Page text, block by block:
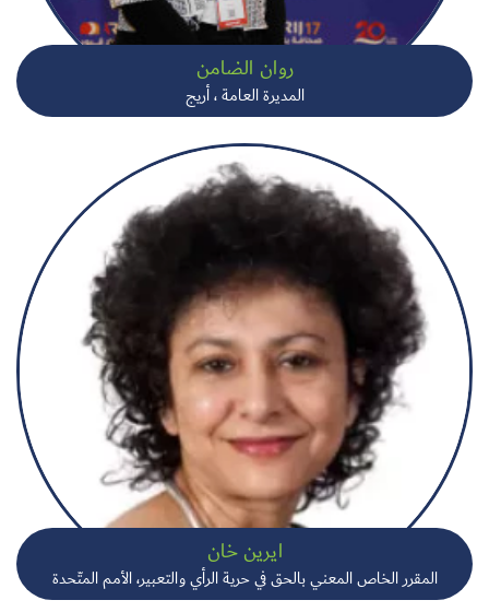
روان الضامن
المديرة العامة ، أريج
ايرين خان
المقرر الخاص المعني بالحق في حرية الرأي والتعبير، الأمم المتّحدة